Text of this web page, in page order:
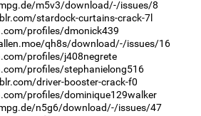
m5v3/download/-/issues/8
stardock-curtains-crack-7l
profiles/dmonick439
qh8s/download/-/issues/16
profiles/j408negrete
profiles/stephanielong516
driver-booster-crack-f0
profiles/dominique129walker
n5g6/download/-/issues/47